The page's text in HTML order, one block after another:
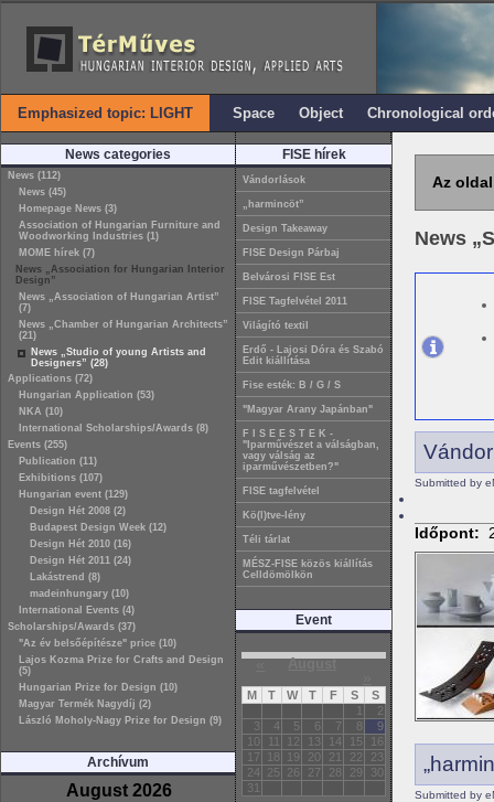
Emphasized topic: LIGHT Space Object Chronological
News categories
News (112)
News (45)
Homepage News (3)
Association of Hungarian Furniture and
Woodworking Industries (1)
MOME hírek (7)
News „Association for Hungarian Interior
Design”
News „Association of Hungarian Artist”
(7)
News „Chamber of Hungarian Architects”
(21)
News „Studio of young Artists and
Designers” (28)
Applications (72)
Hungarian Application (53)
NKA (10)
International Scholarships/Awards (8)
Events (255)
Publication (11)
Exhibitions (107)
Hungarian event (129)
Design Hét 2008 (2)
Budapest Design Week (12)
Design Hét 2010 (16)
Design Hét 2011 (24)
Lakástrend (8)
madeinhungary (10)
International Events (4)
Scholarships/Awards (37)
"Az év belsőépítésze" price (10)
Lajos Kozma Prize for Crafts and Design
(5)
Hungarian Prize for Design (10)
Magyar Termék Nagydíj (2)
László Moholy-Nagy Prize for Design (9)
Archívum
August 2026
FISE hírek
Vándorlások
„harmincöt”
Design Takeaway
FISE Design Párbaj
Belvárosi FISE Est
FISE Tagfelvétel 2011
Világító textil
Erdő - Lajosi Dóra és Szabó
Edit kiállítása
Fise esték: B / G / S
"Magyar Arany Japánban"
F I S E E S T E K -
"Iparművészet a válságban,
vagy válság az
iparművészetben?"
FISE tagfelvétel
Kö(l)tve-lény
Téli tárlat
MÉSZ-FISE közös kiállítás
Celldömölkön
Event
« August
M T W T F S
S
1
2
3
4 5 6 7 8
9
10
11 12 13 14 15
16
17
18 19 20 21 22
23
24
25 26 27 28 29
30
31
Az
News
Submitted by
Időpont:
Submitted by